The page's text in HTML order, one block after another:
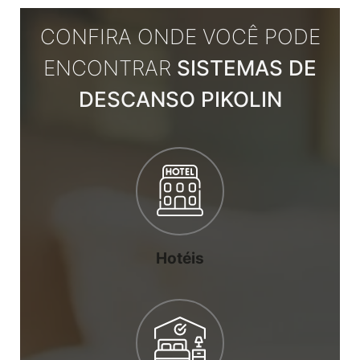
CONFIRA ONDE VOCÊ PODE
ENCONTRAR SISTEMAS DE
DESCANSO PIKOLIN
Hotéis